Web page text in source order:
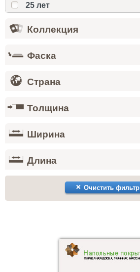
25 лет
Коллекция
Фаска
Страна
Толщина
Ширина
Длина
Очистить фильтр